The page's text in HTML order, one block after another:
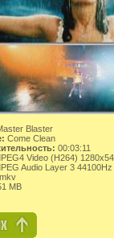
Blaster
Come Clean
00:03:11
Video (H264)
Audio Layer 3
mkv
MB